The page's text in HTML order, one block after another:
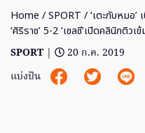
Home /SPORT / ‘เตะกับหมอ’
‘ศิริราช’ 5-2 ‘เชลซี’เปิดคลินิกติวเ
SPORT |
20 ก.ค. 2019
แบ่งปัน